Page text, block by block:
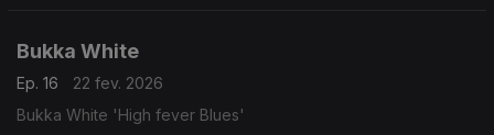
Bukka White
Ep. 16
22 fev. 2026
Bukka White 'High fever Blues'